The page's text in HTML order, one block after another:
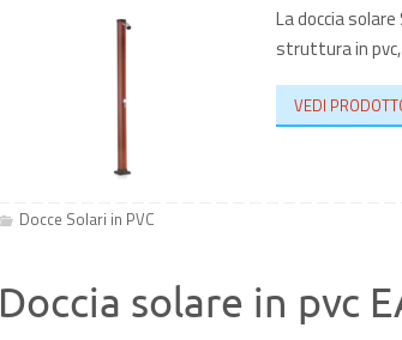
La doccia
struttura in
VEDI
Docce Solari in PVC
Doccia solare in pvc